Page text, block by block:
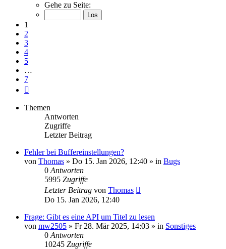
von
Gehe zu Seite:
1
2
3
4
5
…
7
Themen
Antworten
Zugriffe
Letzter Beitrag
Fehler bei Buffereinstellungen?
von Thomas » Do 15. Jan 2026, 12:40 » in Bugs
0 Antworten
5995 Zugriffe
Letzter Beitrag von Thomas
Do 15. Jan 2026, 12:40
Frage: Gibt es eine API um Titel zu lesen
von mw2505 » Fr 28. Mär 2025, 14:03 » in Sonstiges
0 Antworten
10245 Zugriffe